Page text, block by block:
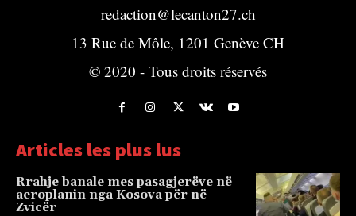
redaction@lecanton27.ch
13 Rue de Môle, 1201 Genève CH
© 2020 - Tous droits réservés
Articles les plus lus
Rrahje banale mes pasagjerëve në
aeroplanin nga Kosova për në
Zvicër